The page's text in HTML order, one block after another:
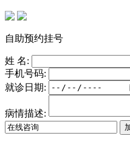
自助预约挂号
姓 名:
手机号码:
就诊日期:
病情描述: